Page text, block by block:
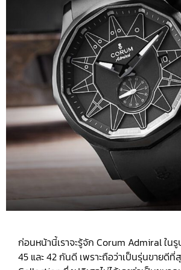
ก่อนหน้านี้เราจะรู้จัก Corum Admiral ใน
45 และ 42 กันดี เพราะถือว่าเป็นรุ่นขายดี